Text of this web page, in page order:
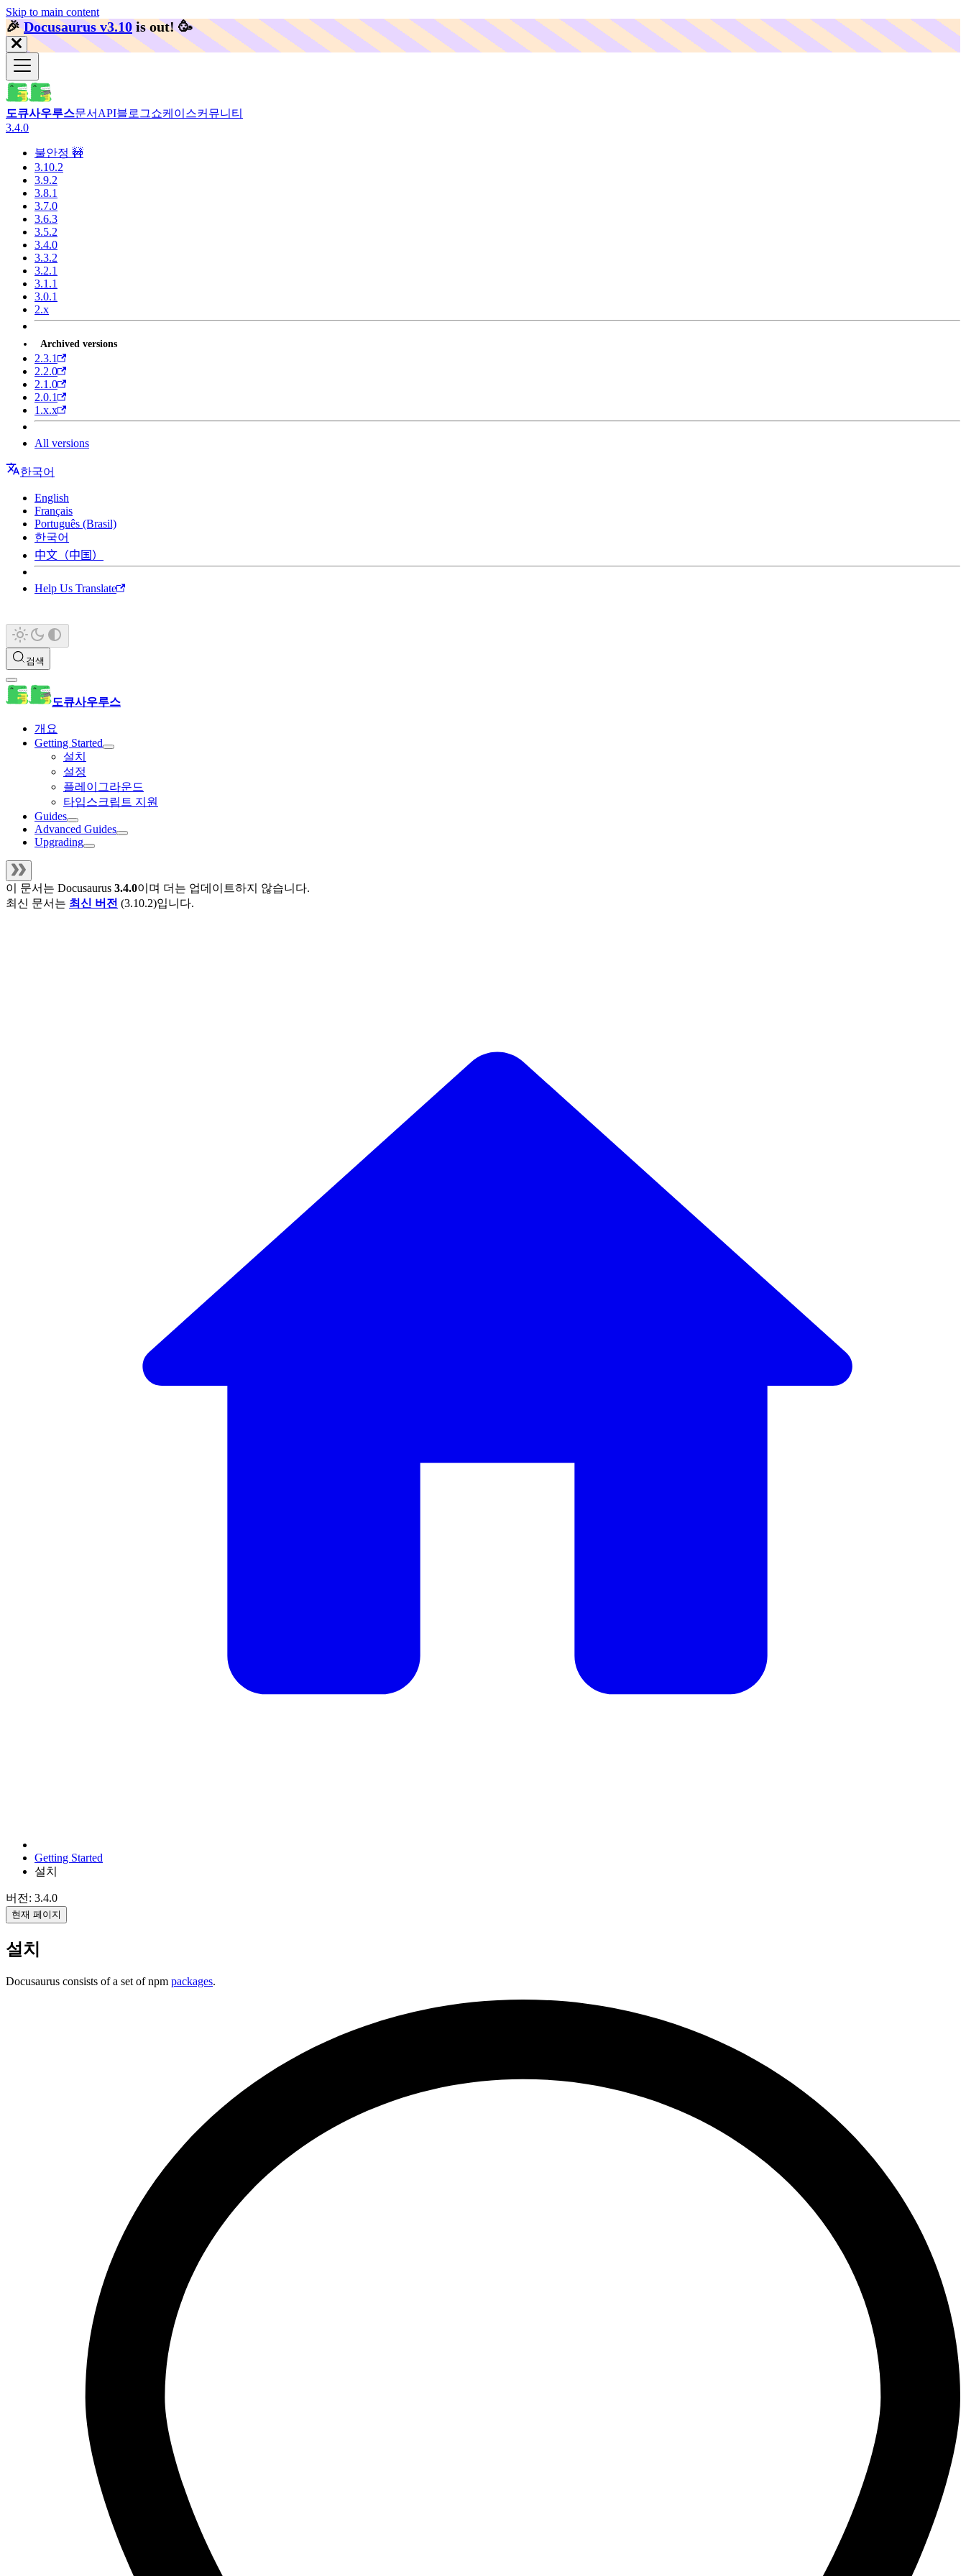
Skip to main content
🎉️Docusaurus v3.10 is out! 🥳️
도큐사우루스문서 API블로그쇼케이스커뮤니티
3.4.0
불안정 🚧
3.10.2
3.9.2
3.8.1
3.7.0
3.6.3
3.5.2
3.4.0
3.3.2
3.2.1
3.1.1
3.0.1
2.x
Archived versions
2.3.1
2.2.0
2.1.0
2.0.1
1.x.x
All versions
한국어
English
Français
Português (Brasil)
한국어
中文（中国）
Help Us Translate
검색
도큐사우루스
개요
Getting Started
설치
설정
플레이그라운드
타입스크립트 지원
Guides
Advanced Guides
Upgrading
이 문서는 Docusaurus 3.4.0이며 더는 업데이트하지 않습니다.
최신 문서는 최신 버전 (3.10.2)입니다.
Getting Started
설치
버전: 3.4.0
현재 페이지
설치
Docusaurus consists of a set of npm packages.